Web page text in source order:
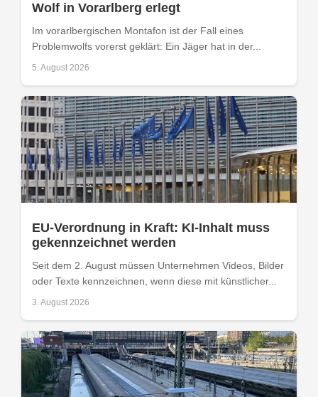
Wolf in Vorarlberg erlegt
Im vorarlbergischen Montafon ist der Fall eines
Problemwolfs vorerst geklärt: Ein Jäger hat in der...
5. August 2026
EU-Verordnung in Kraft: KI-Inhalt muss
gekennzeichnet werden
Seit dem 2. August müssen Unternehmen Videos, Bilder
oder Texte kennzeichnen, wenn diese mit künstlicher...
3. August 2026